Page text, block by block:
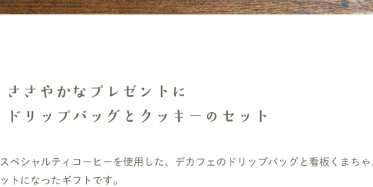
ささやかなプレゼントに
ドリップバッグとクッキーのセット
スペシャルティコーヒーを使用した、デカフェのドリップバッグと看板くまち
ットになったギフトです。